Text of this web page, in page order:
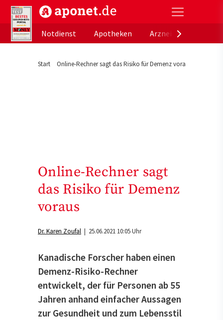
aponet.de - Das offizielle Gesundheitsportal der
Notdienst
Apotheken
Start Online-Rechner sagt das Risiko für Demenz voraus
Online-Rechner sagt
das Risiko für Demenz
voraus
Dr. Karen Zoufal | 25.06.2021 10:05 Uhr
Kanadische Forscher haben einen
Demenz-Risiko-Rechner
entwickelt, der für Personen ab 55
Jahren anhand einfacher Aussagen
zur Gesundheit und zum Lebensstil